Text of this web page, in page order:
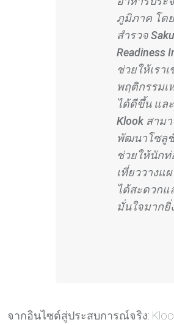
ภูมิภาค โด
สำรวจ
Readiness
ช่วยให้เราเ
พฤติกรรมเ
ได้ดีขึ้น แล
Klook สาม
พัฒนาโซลู
ช่วยให้นักท่
เที่ยววางแ
ได้สะดวกแ
มั่นใจมากยิ่
จากอินไซต์สู่ประสบการณ์จริง: